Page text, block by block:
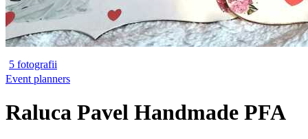
5 fotografii
Event planners
Raluca Pavel Handmade PFA